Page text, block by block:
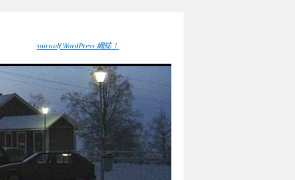
sairwolf WordPress 網誌！